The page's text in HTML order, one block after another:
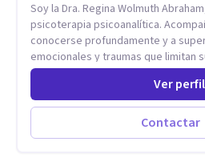
Soy la Dra. Regina Wolmuth
psicoterapia psicoanalítica.
conocerse profundamente y a
emocionales y traumas que limitan
trabajado en reconocidas
Psiquiátrico San Rafael, Instituto
Bernardino, Hospital Psiquiátrico
Integración Juvenil. Además, tuve
en comunidades como Olivar del
Ver perfil
Contactar